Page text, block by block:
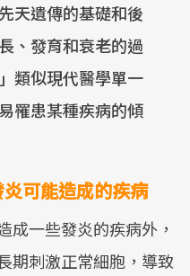
天遺傳的基礎和後
、發育和衰老的過
類似現代醫學單一
罹患某種疾病的傾
可能造成的疾病
成一些發炎的疾病外，
期刺激正常細胞，導致